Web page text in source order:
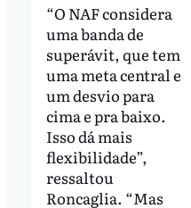
“O NAF considera
uma banda de
superávit, que tem
uma meta central e
um desvio para
cima e pra baixo.
Isso dá mais
flexibilidade”,
ressaltou
Roncaglia. “Mas